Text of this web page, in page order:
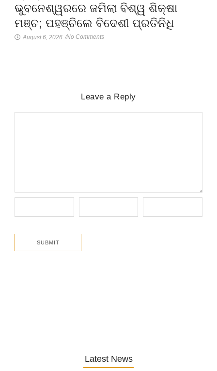
ଭୁବନେଶ୍ୱରରେ ଜମିଲା ବିଶ୍ୱ ଶିକ୍ଷା
ମଞ୍ଚ; ପହଞ୍ଚିଲେ ବିଦେଶୀ ପ୍ରତିନିଧି
August 6, 2026 /No Comments
Leave a Reply
Latest News